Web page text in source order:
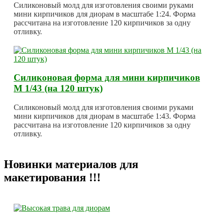
Силиконовый молд для изготовления своими руками
мини кирпичиков для диорам в масштабе 1:24. Форма
рассчитана на изготовление 120 кирпичиков за одну
отливку.
Силиконовая форма для мини кирпичиков
М 1/43 (на 120 штук)
Силиконовый молд для изготовления своими руками
мини кирпичиков для диорам в масштабе 1:43. Форма
рассчитана на изготовление 120 кирпичиков за одну
отливку.
Новинки материалов для
макетирования !!!